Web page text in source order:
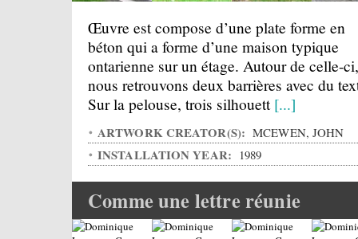
Œuvre est compose d’une plate forme en
béton qui a forme d’une maison typique
ontarienne sur un étage. Autour de celle-ci,
nous retrouvons deux barrières avec du
Sur la pelouse, trois silhouett[...]
ARTWORK CREATOR(S): MCEWEN, JOHN
INSTALLATION YEAR: 1989
Comme une lettre réunie